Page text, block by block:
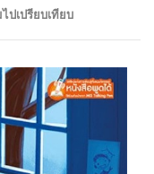
ไปเปรียบเทียบ